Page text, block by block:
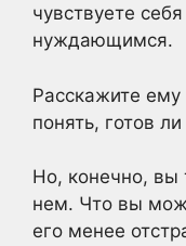
чувствуете
нуждающимся.
Расскажите ему
понять, готов
Но, конечно,
нем. Что вы
его менее